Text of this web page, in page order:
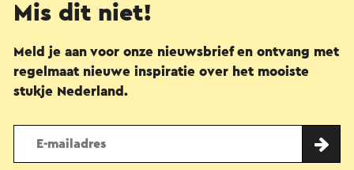
Mis dit niet!
Meld je aan voor onze nieuwsbrief en ontvang met
regelmaat nieuwe inspiratie over het mooiste
stukje Nederland.